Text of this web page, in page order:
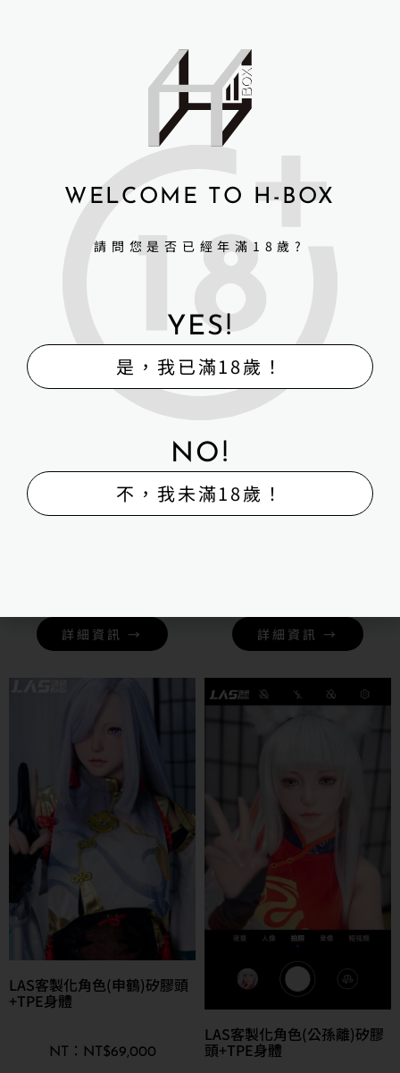
詳細資訊 →
+TPE身體
LAS客製化角色(瑪奇瑪)矽膠
詳細資訊 →
LAS客製化角色(約爾 159公
詳細資訊 →
LAS客製化角色(申鶴)矽膠頭
+TPE身體
NT$69,000
LAS客製化角色(公孫離)矽膠
頭+TPE身體
WELCOME TO H-BOX
請問您是否已經年滿18歲?
YES!
是，我已滿18歲！
NO!
不，我未滿18歲！